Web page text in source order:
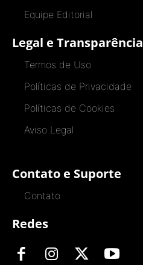
Equipe Editorial
Legal e Transparência
Termos de Uso
Políticas de Privacidade
Políticas de Cookies
Aviso Legal
Contato e Suporte
Contato
Redes